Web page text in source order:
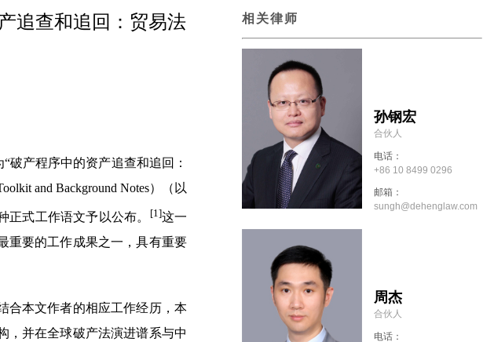
追查和追回：贸易法
破产程序中的资产追查和追回：
and Background Notes）（以
式工作语文予以公布。 [1]这一
重要的工作成果之一，具有重要
合本文作者的相应工作经历，本
，并在全球破产法演进谱系与中
相关律师
孙钢宏
合伙人
电话：
+86 10 8499 0296
邮箱：
sungh@dehenglaw.com
周杰
合伙人
电话：